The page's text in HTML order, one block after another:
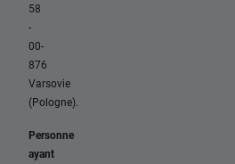
58
-
00-
876
Varsovie
(Pologne).
Personne
ayant